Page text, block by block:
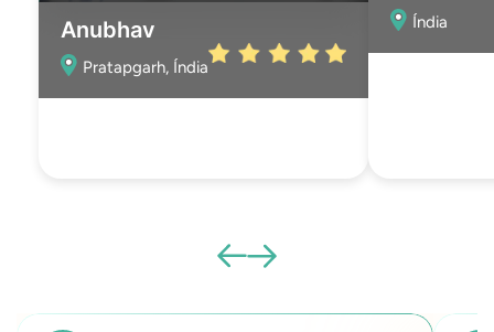
Anubhav
Pratapgarh, Índia
Índia